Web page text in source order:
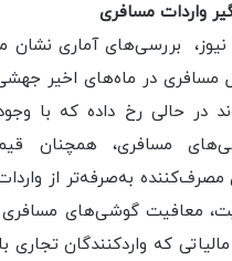
واردات مسافری
بررسی‌های آماری نشان
مسافری در ماه‌های اخیر
در حالی رخ داده که با
مسافری، همچنان
به‌صرفه‌تر از
معافیت گوشی‌های مسافری
که واردکنندگان تجاری